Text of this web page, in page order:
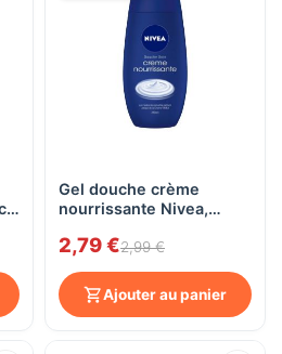
Gel douche crème
nourrissante Nivea,
2,79 €2,99 €
Ajouter au panier